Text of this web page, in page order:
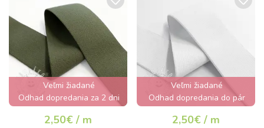
Veľmi žiadané
Odhad dopredania za 2 dni
2,50€ / m
Veľmi žiadané
Odhad dopredania do pár
2,50€ / m